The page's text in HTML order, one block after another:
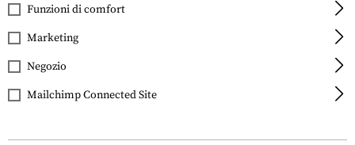
FILTRO
Funzioni di comfort
Marketing
Negozio
Mailchimp Connected Site